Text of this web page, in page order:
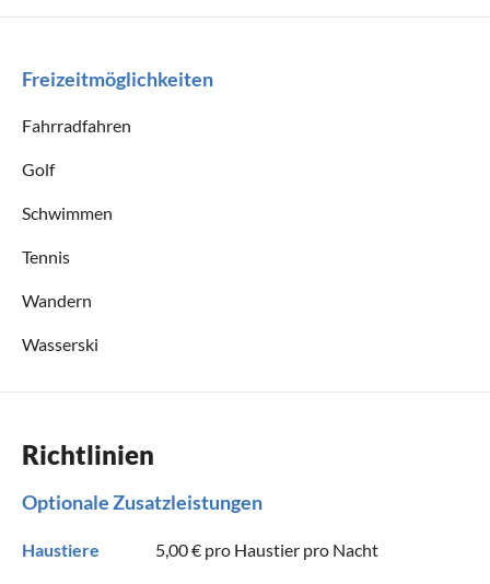
Freizeitmöglichkeiten
Fahrradfahren
Golf
Schwimmen
Tennis
Wandern
Wasserski
Richtlinien
Optionale Zusatzleistungen
Haustiere 5,00 € pro Haustier pro Nacht